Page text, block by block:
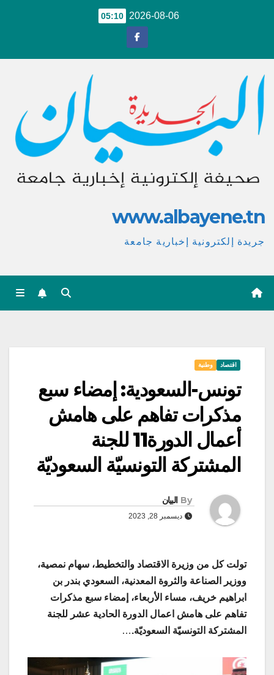
2026-08-06
05:10
www.albayene.tn
جريدة إلكترونية إخبارية جامعة
اقتصاد وطنية
تونس-السعودية: إمضاء سبع
مذكرات تفاهم على هامش
أعمال الدورة11 للجنة
المشتركة التونسيّة السعوديّة
By البيان
ديسمبر 28, 2023
تولت كل من وزيرة الاقتصاد والتخطيط، سهام نمصية،
ووزير الصناعة والثروة المعدنية، السعودي بندر بن
ابراهيم خريف، مساء الأربعاء، إمضاء سبع مذكرات
تفاهم على هامش اعمال الدورة الحادية عشر للجنة
المشتركة التونسيّة السعوديّة.…